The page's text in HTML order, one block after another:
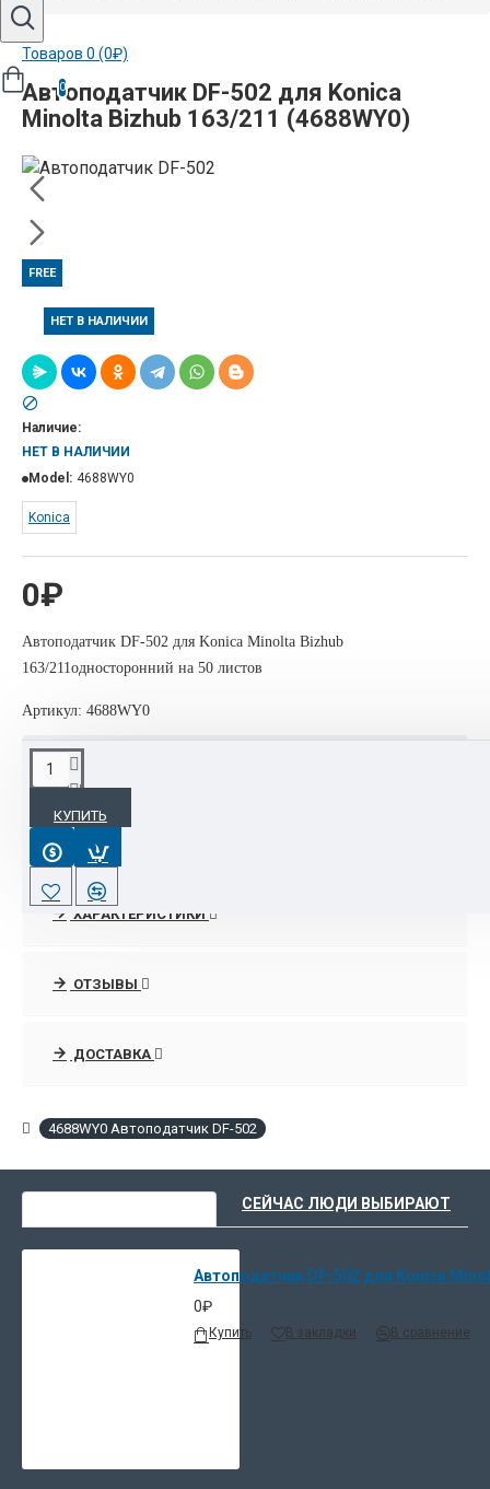
Товаров 0 (0₽)
0
Автоподатчик DF-502 для Konica
Minolta Bizhub 163/211 (4688WY0)
FREE
НЕТ В НАЛИЧИИ
0₽
Наличие:
НЕТ В НАЛИЧИИ
Model: 4688WY0
Konica
Автоподатчик DF-502 для Konica Minolta Bizhub
163/211односторонний на 50 листов
Артикул: 4688WY0
КУПИТЬ
ОПИСАНИЕ
Автоподатчик DF-502 для Konica Minolta Bizhub 163/211
односторонний на 50 листов
ХАРАКТЕРИСТИКИ
ОТЗЫВЫ
ДОСТАВКА
4688WY0 Автоподатчик DF-502
СЕЙЧАС ЛЮДИ ВЫБИРАЮТ
Автоподатчик DF-502 для Konica
0₽
Купить В закладки В сравнение